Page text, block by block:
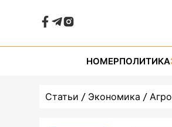
НОМЕРПОЛИТИКА
Статьи Экономика